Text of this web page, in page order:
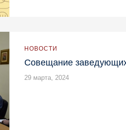
НОВОСТИ
Совещание
29 марта, 2024